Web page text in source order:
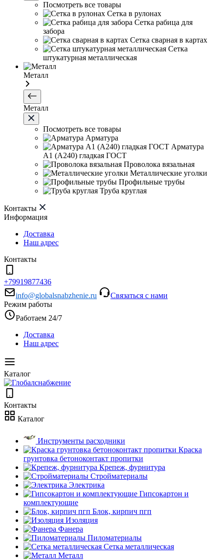
Посмотреть все товары
Сетка в рулонах
Сетка рабица для
забора
Сетка сварная в картах
Сетка
штукатурная металлическая
Металл
Металл
Посмотреть все товары
Арматура
Арматура
А1 (А240) гладкая ГОСТ
Проволока вязальная
Металлические уголки
Профильные трубы
Труба круглая
Контакты
Информация
Доставка
Наш адрес
Контакты
+79919877436
info@globalsnabzhenie.ru
Связаться с нами
Режим работы
Работаем 24/7
Доставка
Наш адрес
Каталог
Контакты
Каталог
Инструменты расходники
Краска
грунтовка бетоноконтакт пропитки
Крепеж, фурнитура
Стройматериалы
Электрика
Гипсокартон и
комплектующие
Блок, кирпич пгп
Изоляция
Фанера
Пиломатериалы
Сетка металлическая
Металл